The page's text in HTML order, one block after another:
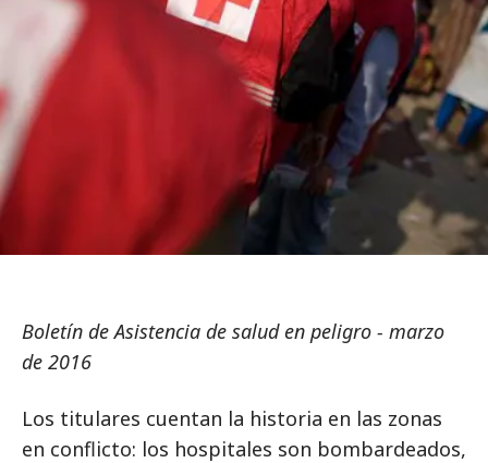
Boletín de Asistencia de salud en peligro - marzo
de 2016
Los titulares cuentan la historia en las zonas
en conflicto: los hospitales son bombardeados,